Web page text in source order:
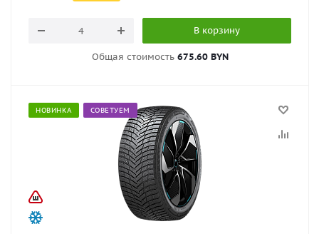
В корзину
Общая стоимость 675.60 BYN
НОВИНКА СОВЕТУЕМ